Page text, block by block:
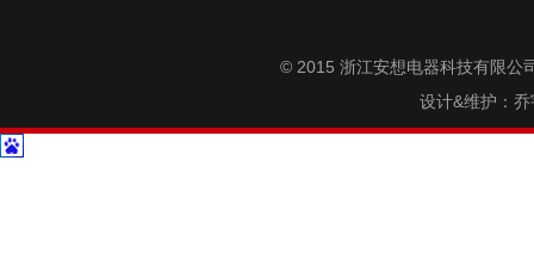
© 2015 浙江安想电器科技有限
设计&维护：